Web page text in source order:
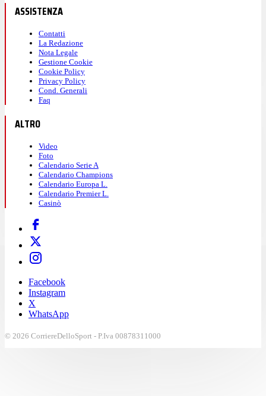
ASSISTENZA
Contatti
La Redazione
Nota Legale
Gestione Cookie
Cookie Policy
Privacy Policy
Cond. Generali
Faq
ALTRO
Video
Foto
Calendario Serie A
Calendario Champions
Calendario Europa L.
Calendario Premier L.
Casinò
Facebook
Instagram
X
WhatsApp
© 2026 CorriereDelloSport - P.Iva 00878311000